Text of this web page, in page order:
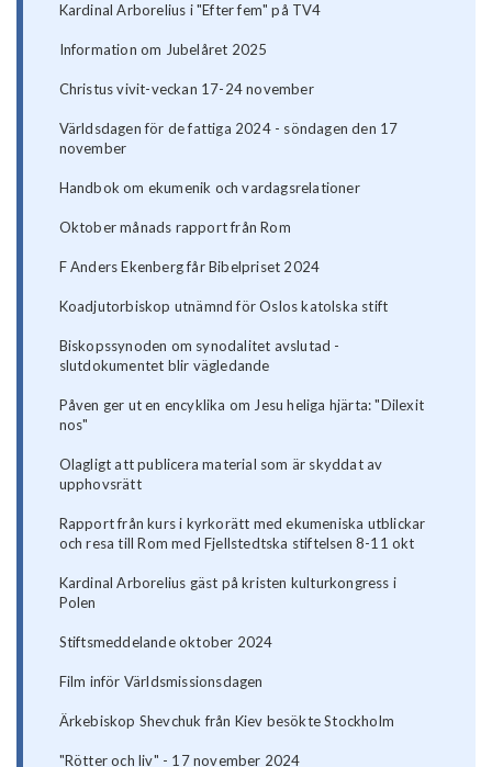
Kardinal Arborelius i "Efter fem" på TV4
Information om Jubelåret 2025
Christus vivit-veckan 17-24 november
Världsdagen för de fattiga 2024 - söndagen den 17
november
Handbok om ekumenik och vardagsrelationer
Oktober månads rapport från Rom
F Anders Ekenberg får Bibelpriset 2024
Koadjutorbiskop utnämnd för Oslos katolska stift
Biskopssynoden om synodalitet avslutad -
slutdokumentet blir vägledande
Påven ger ut en encyklika om Jesu heliga hjärta: "Dilexit
nos"
Olagligt att publicera material som är skyddat av
upphovsrätt
Rapport från kurs i kyrkorätt med ekumeniska utblickar
och resa till Rom med Fjellstedtska stiftelsen 8-11 okt
Kardinal Arborelius gäst på kristen kulturkongress i
Polen
Stiftsmeddelande oktober 2024
Film inför Världsmissionsdagen
Ärkebiskop Shevchuk från Kiev besökte Stockholm
"Rötter och liv" - 17 november 2024